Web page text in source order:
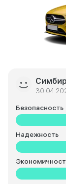
Безопасность
Надежность